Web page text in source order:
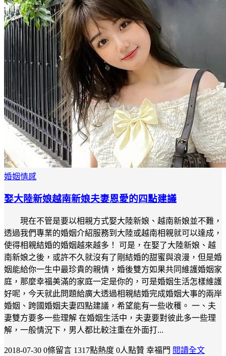
婚姻情感
娶大陸新娘越南新娘夫妻恩愛的四點建議
現在不管是要以相親方式娶大陸新娘、越南新娘並不難，
透過我們專業的婚姻介紹服務到大陸或越南相親就可以達成，
使得相親結婚的婚姻越來越多！ 可是，在娶了大陸新娘、越
南新娘之後，或許不久就沒有了剛結婚的甜蜜與浪漫，但是婚
姻能給你一生中最珍貴的親情，婚後雙方如果共同維護婚姻家
庭，那麼幸福美滿的家庭一定是你的，可是婚姻生活怎樣維護
好呢，今天就此問題給廣大透過相親結婚完成婚姻大事的兩岸
婚姻、跨國婚姻夫妻四點建議，希望能有一些收穫。 一、夫
妻雙方要多一些理解 在婚姻生活中，夫妻要對彼此多一些理
解，一般情況下，男人都比較注重在外面打...
2018-07-30 0條留言 1317點熱度 0人點贊 幸福門 閱讀全文